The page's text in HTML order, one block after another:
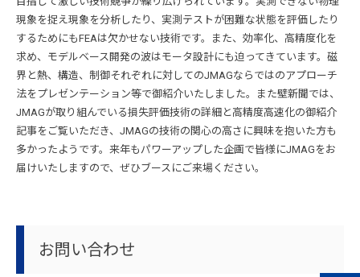
現象を捉え現象を分析したり、実測テストが困難な状態を評価したり
するためにもFEAは欠かせない技術です。また、効率化、高精度化を
求め、モデルベース開発の波はモータ設計にも迫ってきています。磁
界と熱、構造、制御それぞれに対してのJMAGならではのアプローチ
法をプレゼンテーション等で御紹介いたしました。また壁新聞では、
JMAGが取り組んでいる損失評価技術の詳細と高精度高速化の御紹介
記事をご覧いただき、JMAGの技術の関心の高さに興味を抱いた方も
多かったようです。来年もパワーアップした企画で皆様にJMAGをお
届けいたしますので、ぜひブースにご来場ください。
お問い合わせ